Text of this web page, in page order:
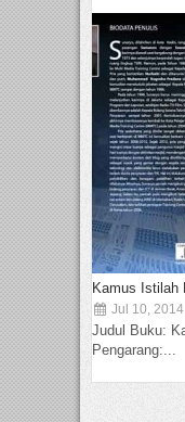
Kamus Istilah
Jul 10, 2014
Judul Buku:
Pengarang:...